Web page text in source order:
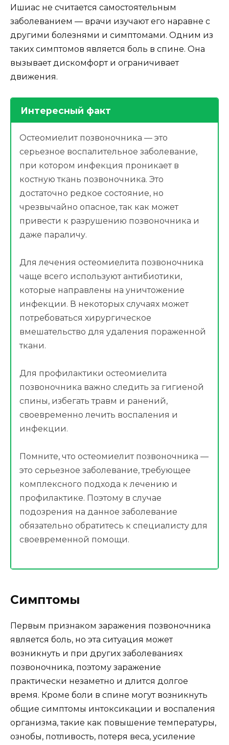
Ишиас не считается самостоятельным
заболеванием — врачи изучают его наравне с
другими болезнями и симптомами. Одним из
таких симптомов является боль в спине. Она
вызывает дискомфорт и ограничивает
движения.
Интересный факт
Остеомиелит позвоночника — это
серьезное воспалительное заболевание,
при котором инфекция проникает в
костную ткань позвоночника. Это
достаточно редкое состояние, но
чрезвычайно опасное, так как может
привести к разрушению позвоночника и
даже параличу.
Для лечения остеомиелита позвоночника
чаще всего используют антибиотики,
которые направлены на уничтожение
инфекции. В некоторых случаях может
потребоваться хирургическое
вмешательство для удаления пораженной
ткани.
Для профилактики остеомиелита
позвоночника важно следить за гигиеной
спины, избегать травм и ранений,
своевременно лечить воспаления и
инфекции.
Помните, что остеомиелит позвоночника —
это серьезное заболевание, требующее
комплексного подхода к лечению и
профилактике. Поэтому в случае
подозрения на данное заболевание
обязательно обратитесь к специалисту для
своевременной помощи.
Симптомы
Первым признаком заражения позвоночника
является боль, но эта ситуация может
возникнуть и при других заболеваниях
позвоночника, поэтому заражение
практически незаметно и длится долгое
время. Кроме боли в спине могут возникнуть
общие симптомы интоксикации и воспаления
организма, такие как повышение температуры,
ознобы, потливость, потеря веса, усиление